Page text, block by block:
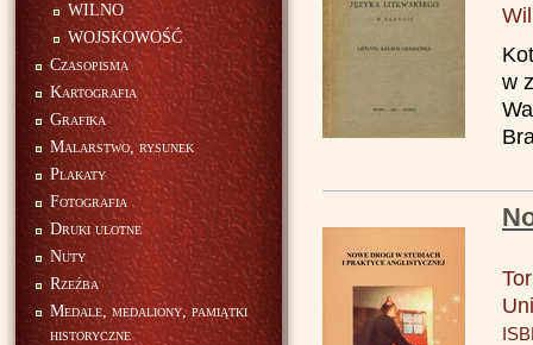
WILNO
WOJSKOWOŚĆ
Czasopisma
Kartografia
Grafika
Malarstwo, rysunek
Plakaty
Fotografia
Druki ulotne
Nuty
Rzeźba
Medale, medaliony, pamiątki
historyczne
w